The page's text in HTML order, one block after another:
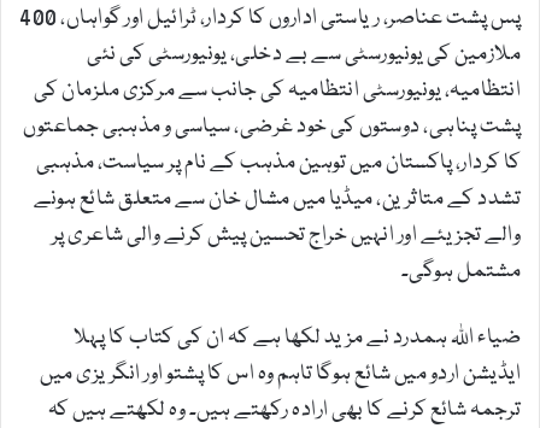
پس پشت عناصر، ریاستی اداروں کا کردار، ٹرائیل اور گواہاں، 400
ملازمین کی یونیورسٹی سے بے دخلی، یونیورسٹی کی نئی
انتظامیہ، یونیورسٹی انتظامیہ کی جانب سے مرکزی ملزمان کی
پشت پناہی، دوستوں کی خود غرضی، سیاسی و مذہبی جماعتوں
کا کردار، پاکستان میں توہین مذہب کے نام پر سیاست، مذہبی
تشدد کے متاثرین، میڈیا میں مشال خان سے متعلق شائع ہونے
والے تجزیئے اور انہیں خراج تحسین پیش کرنے والی شاعری پر
مشتمل ہوگی۔
ضیاء اللہ ہمدرد نے مزید لکھا ہے کہ ان کی کتاب کا پہلا
ایڈیشن اردو میں شائع ہوگا تاہم وہ اس کا پشتو اور انگریزی میں
ترجمہ شائع کرنے کا بھی ارادہ رکھتے ہیں۔ وہ لکھتے ہیں کہ